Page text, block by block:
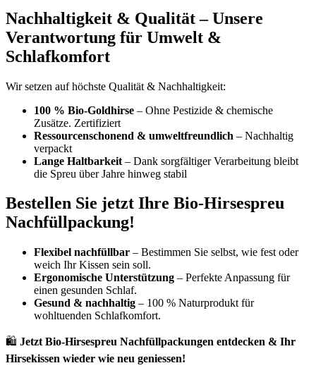
Nachhaltigkeit & Qualität – Unsere
Verantwortung für Umwelt &
Schlafkomfort
Wir setzen auf höchste Qualität & Nachhaltigkeit:
100 % Bio-Goldhirse – Ohne Pestizide & chemische
Zusätze. Zertifiziert
Ressourcenschonend & umweltfreundlich – Nachhaltig
verpackt
Lange Haltbarkeit – Dank sorgfältiger Verarbeitung bleibt
die Spreu über Jahre hinweg stabil
Bestellen Sie jetzt Ihre Bio-Hirsespreu
Nachfüllpackung!
Flexibel nachfüllbar – Bestimmen Sie selbst, wie fest oder
weich Ihr Kissen sein soll.
Ergonomische Unterstützung – Perfekte Anpassung für
einen gesunden Schlaf.
Gesund & nachhaltig – 100 % Naturprodukt für
wohltuenden Schlafkomfort.
🛍️ Jetzt Bio-Hirsespreu Nachfüllpackungen entdecken & Ihr
Hirsekissen wieder wie neu geniessen!